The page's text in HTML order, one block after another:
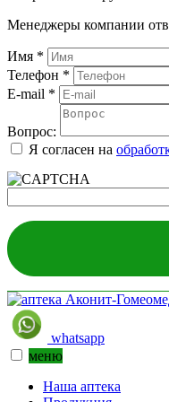
Менеджеры компании
Имя *
Телефон *
E-mail *
Вопрос:
Я согласен на
whatsapp
меню
Наша аптека